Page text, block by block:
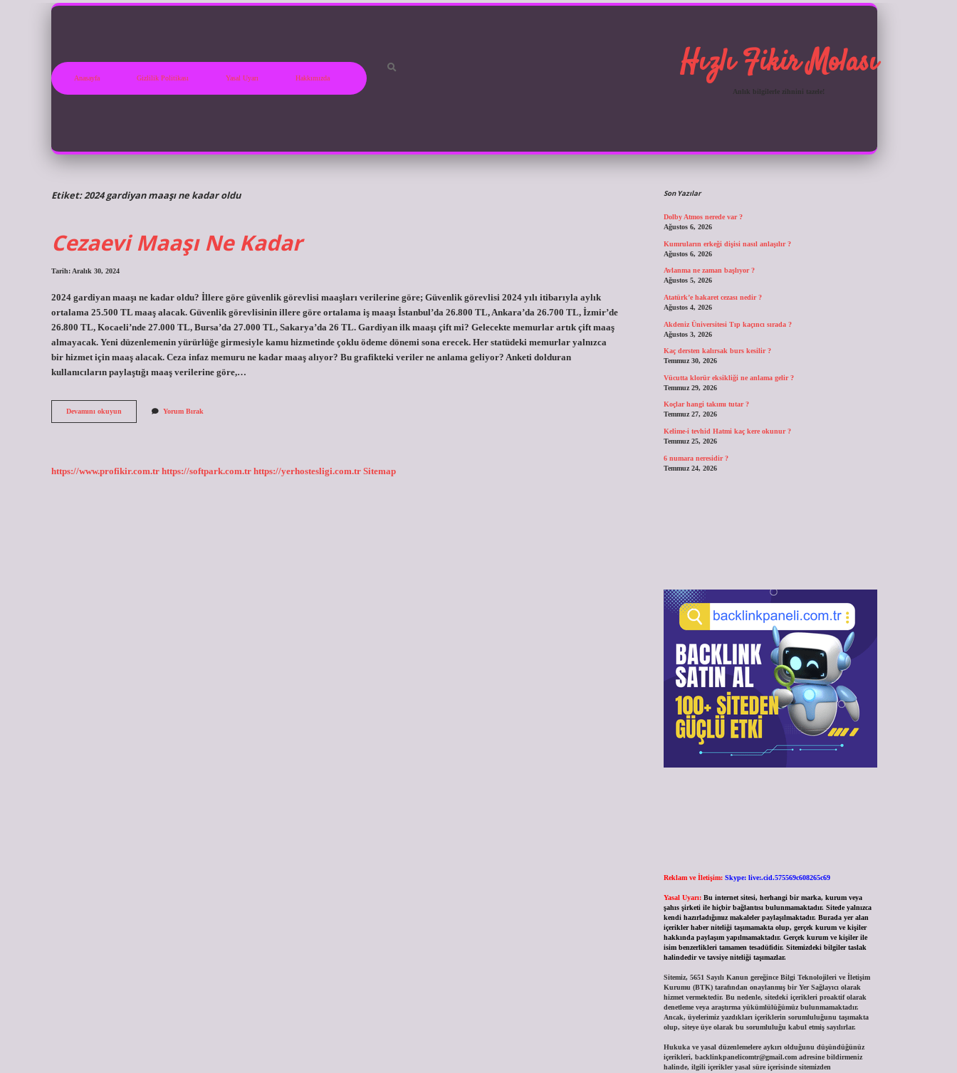
Anasayfa Gizlilik Politikası Yasal Uyarı Hakkımızda Hızlı Fikir Molası
Anlık bilgilerle zihnini tazele!
Etiket:2024 gardiyan maaşı ne kadar oldu
Cezaevi Maaşı Ne Kadar
Tarih: Aralık 30, 2024
2024 gardiyan maaşı ne kadar oldu? İllere göre güvenlik görevlisi maaşları verilerine göre; Güvenlik görevlisi 2024 yılı itibarıyla aylık
ortalama 25.500 TL maaş alacak. Güvenlik görevlisinin illere göre ortalama iş maaşı İstanbul’da 26.800 TL, Ankara’da 26.700 TL, İzmir’de
26.800 TL, Kocaeli’nde 27.000 TL, Bursa’da 27.000 TL, Sakarya’da 26 TL. Gardiyan ilk maaşı çift mi? Gelecekte memurlar artık çift maaş
almayacak. Yeni düzenlemenin yürürlüğe girmesiyle kamu hizmetinde çoklu ödeme dönemi sona erecek. Her statüdeki memurlar yalnızca
bir hizmet için maaş alacak. Ceza infaz memuru ne kadar maaş alıyor? Bu grafikteki veriler ne anlama geliyor? Anketi dolduran
kullanıcıların paylaştığı maaş verilerine göre,…
Devamını okuyun
Maaşı
Yorum Bırak
https://www.profikir.com.tr https://softpark.com.tr https://yerhostesligi.com.tr Sitemap
Sidebar
Son Yazılar
Dolby Atmos nerede var ?
Ağustos 6, 2026
Kumruların erkeği dişisi nasıl anlaşılır ?
Ağustos 6, 2026
Avlanma ne zaman başlıyor ?
Ağustos 5, 2026
Atatürk’e hakaret cezası nedir ?
Ağustos 4, 2026
Akdeniz Üniversitesi Tıp kaçıncı sırada ?
Ağustos 3, 2026
Kaç dersten kalırsak burs kesilir ?
Temmuz 30, 2026
Vücutta klorür eksikliği ne anlama gelir ?
Temmuz 29, 2026
Koçlar hangi takımı tutar ?
Temmuz 27, 2026
Kelime-i tevhid Hatmi kaç kere okunur ?
Temmuz 25, 2026
6 numara neresidir ?
Temmuz 24, 2026
Reklam ve İletişim: Skype: live:.cid.575569c608265c69
Yasal Uyarı: Bu internet sitesi, herhangi bir marka, kurum veya
şahıs şirketi ile hiçbir bağlantısı bulunmamaktadır. Sitede yalnızca
kendi hazırladığımız makaleler paylaşılmaktadır. Burada yer alan
içerikler haber niteliği taşımamakta olup, gerçek kurum ve kişiler
hakkında paylaşım yapılmamaktadır. Gerçek kurum ve kişiler ile
isim benzerlikleri tamamen tesadüfidir. Sitemizdeki bilgiler taslak
halindedir ve tavsiye niteliği taşımazlar.
Sitemiz, 5651 Sayılı Kanun gereğince Bilgi Teknolojileri ve İletişim
Kurumu (BTK) tarafından onaylanmış bir Yer Sağlayıcı olarak
hizmet vermektedir. Bu nedenle, sitedeki içerikleri proaktif olarak
denetleme veya araştırma yükümlülüğümüz bulunmamaktadır.
Ancak, üyelerimiz yazdıkları içeriklerin sorumluluğunu taşımakta
olup, siteye üye olarak bu sorumluluğu kabul etmiş sayılırlar.
Hukuka ve yasal düzenlemelere aykırı olduğunu düşündüğünüz
içerikleri, backlinkpanelicomtr@gmail.comadresine bildirmeniz
halinde, ilgili içerikler yasal süre içerisinde sitemizden